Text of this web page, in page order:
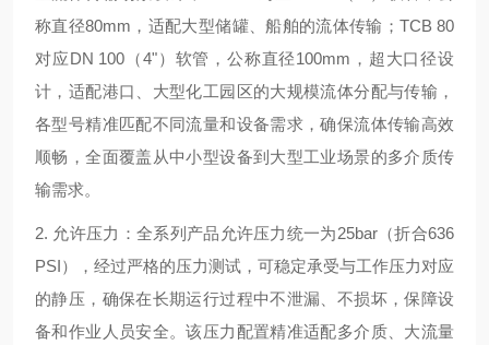
称直径80mm，适配大型储罐、船舶的流体传输；TCB 80
对应DN 100（4"）软管，公称直径100mm，超大口径设
计，适配港口、大型化工园区的大规模流体分配与传输，
各型号精准匹配不同流量和设备需求，确保流体传输高效
顺畅，全面覆盖从中小型设备到大型工业场景的多介质传
输需求。
2. 允许压力：全系列产品允许压力统一为25bar（折合636
PSI），经过严格的压力测试，可稳定承受与工作压力对应
的静压，确保在长期运行过程中不泄漏、不损坏，保障设
备和作业人员安全。该压力配置精准适配多介质、大流量